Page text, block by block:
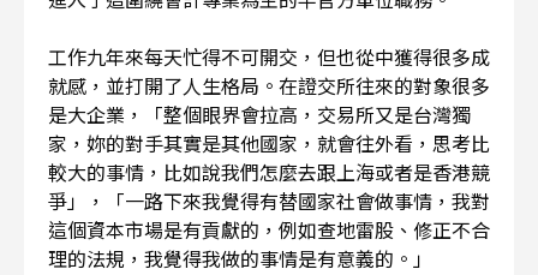
工作九年來每天忙得不可開交，但也從中獲得很多成
就感，並打開了人生格局。在證交所往來的對象很多
是大企業，「整個眼界會拉高，交易所又是台灣獨
家，妳的對手其實是其他國家，就會往外看，思考比
較大的事情，比如說我們怎麼去跟上海或者是香港競
爭」，「一路下來我覺得有替國家社會做事情，我對
這個資本市場是有貢獻的，例如查地雷股、修正不合
理的法規，我覺得我做的事情是有意義的。」